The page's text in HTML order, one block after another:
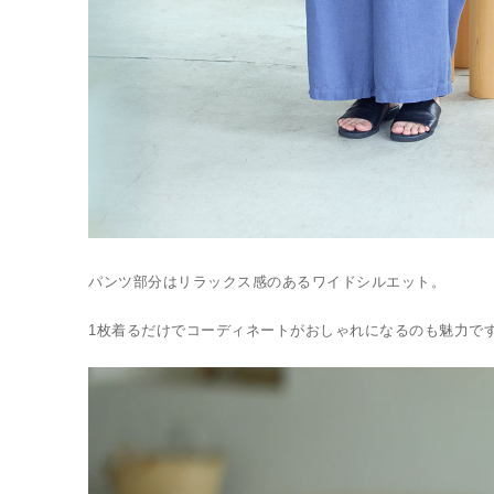
パンツ部分はリラックス感のあるワイドシルエット。
1枚着るだけでコーディネートがおしゃれになるのも魅力で